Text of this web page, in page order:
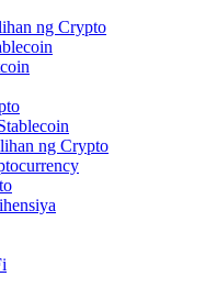
ng Crypto
ng Crypto